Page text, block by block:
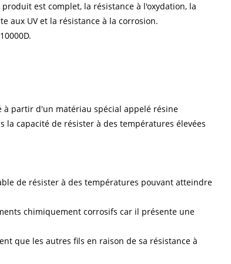
est complet, la résistance à l'oxydation, la
aux UV et la résistance à la corrosion.
à partir d'un matériau spécial appelé résine
capacité de résister à des températures élevées
de résister à des températures pouvant atteindre
chimiquement corrosifs car il présente une
que les autres fils en raison de sa résistance à